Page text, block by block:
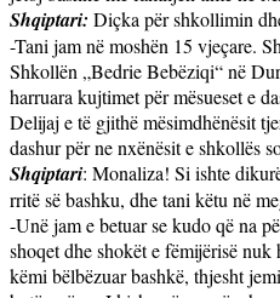
Shqiptari: Diçka për shkollimin
-Tani jam në moshën 15 vjeçare.
Shkollën „Bedrie Bebëziqi“ në
harruara kujtimet për mësueset e
Delijaj e të gjithë mësimdhënësit
dashur për ne nxënësit e shkollës
Shqiptari: Monaliza! Si ishte
rritë së bashku, dhe tani këtu në
-Unë jam e betuar se kudo që na
shoqet dhe shokët e fëmijërisë
këmi bëlbëzuar bashkë, thjesht